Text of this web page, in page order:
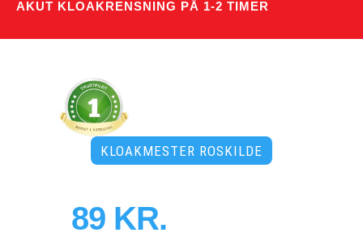
AKUT KLOAKRENSNING PÅ 1-2 TIMER
KLOAKMESTER ROSKILDE
89 KR.